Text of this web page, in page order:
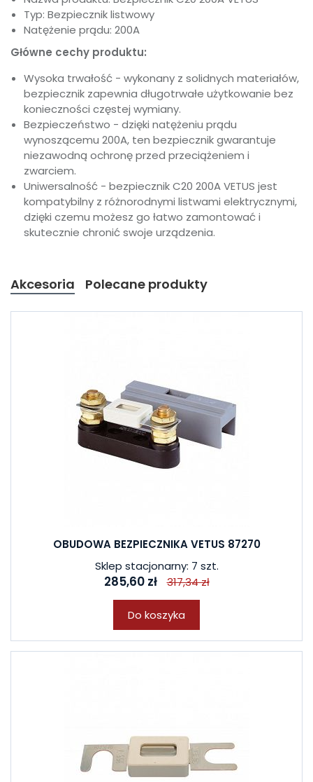
Typ: Bezpiecznik listwowy
Natężenie prądu: 200A
Główne cechy produktu:
Wysoka trwałość - wykonany z solidnych materiałów,
bezpiecznik zapewnia długotrwałe użytkowanie bez
konieczności częstej wymiany.
Bezpieczeństwo - dzięki natężeniu prądu
wynoszącemu 200A, ten bezpiecznik gwarantuje
niezawodną ochronę przed przeciążeniem i
zwarciem.
Uniwersalność - bezpiecznik C20 200A VETUS jest
kompatybilny z różnorodnymi listwami elektrycznymi,
dzięki czemu możesz go łatwo zamontować i
skutecznie chronić swoje urządzenia.
Akcesoria Polecane produkty
OBUDOWA BEZPIECZNIKA VETUS 87270
Sklep stacjonarny: 7 szt.
285,60 zł 317,34 zł
Do koszyka